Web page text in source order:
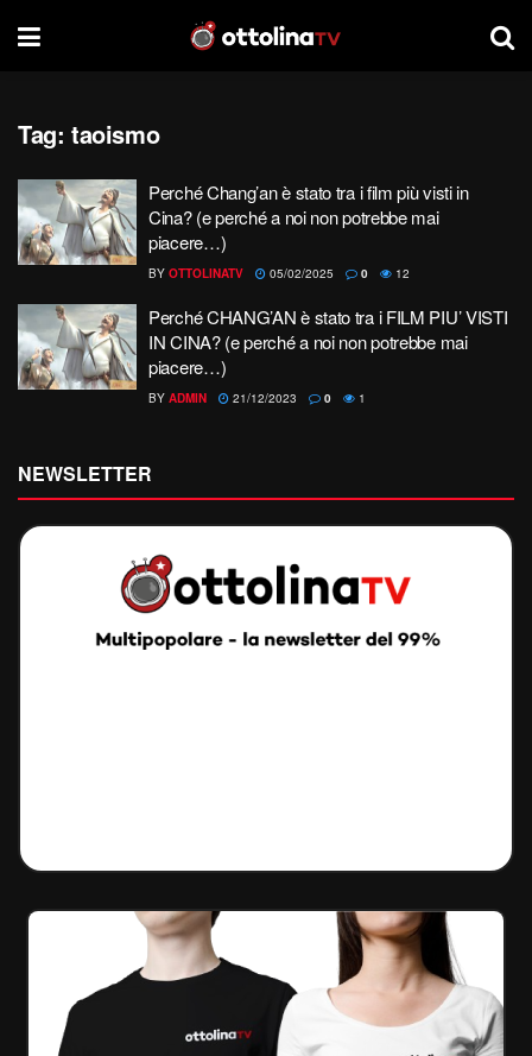
Tag: taoismo
Perché Chang’an è stato tra i film più visti in
Cina? (e perché a noi non potrebbe mai
piacere…)
BY OTTOLINATV 05/02/2025 0 12
Perché CHANG’AN è stato tra i FILM PIU’ VISTI
IN CINA? (e perché a noi non potrebbe mai
piacere…)
BY ADMIN 21/12/2023 0 1
NEWSLETTER